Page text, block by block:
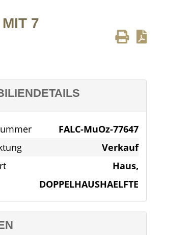
7
FALC-MuOz-77647
Verkauf
Haus,
DOPPELHAUSHAELFTE